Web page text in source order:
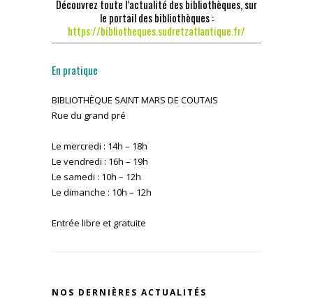
Découvrez toute l’actualité des bibliothèques, sur
le portail des bibliothèques :
https://bibliotheques.sudretzatlantique.fr/
En pratique
BIBLIOTHÈQUE SAINT MARS DE COUTAIS
Rue du grand pré
Le mercredi : 14h – 18h
Le vendredi : 16h – 19h
Le samedi : 10h – 12h
Le dimanche : 10h – 12h
Entrée libre et gratuite
NOS DERNIÈRES ACTUALITÉS